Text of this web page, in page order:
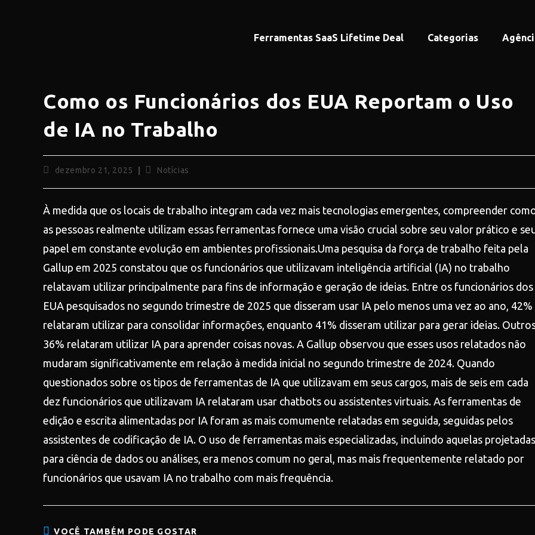
Ferramentas SaaS Lifetime Deal Categorias
Como os Funcionários dos EUA Reportam o Uso
de IA no Trabalho
dezembro 21, 2025 Notícias
À medida que os locais de trabalho integram cada vez mais tecnologias emergentes, compreender
as pessoas realmente utilizam essas ferramentas fornece uma visão crucial sobre seu valor prático e
papel em constante evolução em ambientes profissionais.Uma pesquisa da força de trabalho feita pela
Gallup em 2025 constatou que os funcionários que utilizavam inteligência artificial (IA) no trabalho
relatavam utilizar principalmente para fins de informação e geração de ideias. Entre os funcionários dos
EUA pesquisados no segundo trimestre de 2025 que disseram usar IA pelo menos uma vez ao ano, 42%
relataram utilizar para consolidar informações, enquanto 41% disseram utilizar para gerar ideias.
36% relataram utilizar IA para aprender coisas novas. A Gallup observou que esses usos relatados não
mudaram significativamente em relação à medida inicial no segundo trimestre de 2024. Quando
questionados sobre os tipos de ferramentas de IA que utilizavam em seus cargos, mais de seis em cada
dez funcionários que utilizavam IA relataram usar chatbots ou assistentes virtuais. As ferramentas de
edição e escrita alimentadas por IA foram as mais comumente relatadas em seguida, seguidas pelos
assistentes de codificação de IA. O uso de ferramentas mais especializadas, incluindo aquelas projetadas
para ciência de dados ou análises, era menos comum no geral, mas mais frequentemente relatado por
funcionários que usavam IA no trabalho com mais frequência.
VOCÊ TAMBÉM PODE GOSTAR